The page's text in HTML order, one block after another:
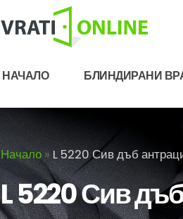
НАЧАЛО БЛИНДИРАНИ
Начало» L 5220 Сив дъб
L 5220 Сив